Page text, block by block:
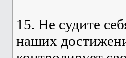
15. Не судите
наших